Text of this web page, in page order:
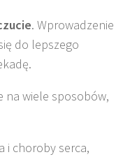
. Wprowadzenie
do lepszego
na wiele sposobów,
i choroby serca,